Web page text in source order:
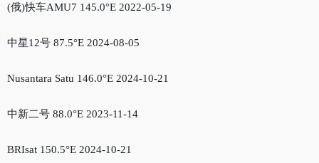
(俄)快车AMU7 145.0°E 2022-05-19
中星12号 87.5°E 2024-08-05
Nusantara Satu 146.0°E 2024-10-21
中新二号 88.0°E 2023-11-14
BRIsat 150.5°E 2024-10-21